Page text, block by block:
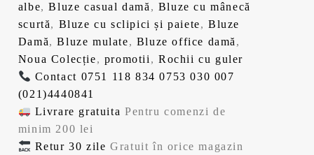
albe,Bluze casual damă , Bluze cu mânecă
scurtă, Bluze cu sclipici și paiete,Bluze
Damă,Bluze mulate, Bluze office damă ,
Noua Colecție, promotii , Rochii cu guler
Contact 0751 118 834 0753 030 007
(021)4440841
Livrare gratuita Pentru comenzi de
minim 200 lei
Retur 30 zile Gratuit în orice magazin